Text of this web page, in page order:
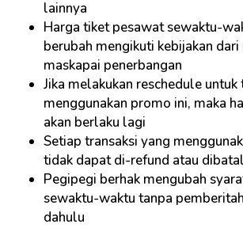
lainnya
Harga tiket pesawat sewaktu-
berubah mengikuti kebijakan
maskapai penerbangan
Jika melakukan reschedule untuk
menggunakan promo ini, maka
akan berlaku lagi
Setiap transaksi yang
tidak dapat di-refund atau
Pegipegi berhak mengubah
sewaktu-waktu tanpa
dahulu